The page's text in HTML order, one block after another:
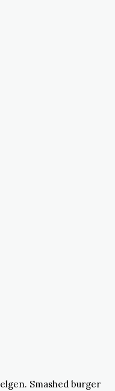
Smashed burger